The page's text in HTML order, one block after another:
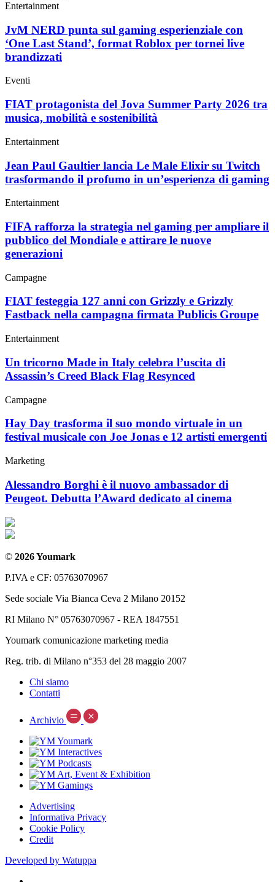
Entertainment
JvM NERD punta sul gaming esperienziale con
‘One Last Stand’, format Roblox per tornei live
brandizzati
Eventi
FIAT protagonista del Jova Summer Party 2026 tra
musica, mobilità e sostenibilità
Entertainment
Jean Paul Gaultier lancia Le Male Elixir su Twitch
trasformando il profumo in un’esperienza di gaming
Entertainment
FIFA rafforza la strategia nel gaming per ampliare il
pubblico del Mondiale e attirare le nuove
generazioni
Campagne
FIAT festeggia 127 anni con Grizzly e Grizzly
Fastback nella campagna firmata Publicis Groupe
Entertainment
Un tricorno Made in Italy celebra l’uscita di
Assassin’s Creed Black Flag Resynced
Campagne
Hay Day trasforma il suo mondo virtuale in un
festival musicale con Joe Jonas e 12 artisti emergenti
Marketing
Alessandro Borghi è il nuovo ambassador di
Peugeot. Debutta l’Award dedicato al cinema
© 2026 Youmark
P.IVA e CF: 05763070967
Sede sociale Via Bianca Ceva 2 Milano 20152
RI Milano N° 05763070967 - REA 1847551
Youmark comunicazione marketing media
Reg. trib. di Milano n°353 del 28 maggio 2007
Chi siamo
Contatti
Archivio
Advertising
Informativa Privacy
Cookie Policy
Credit
Developed by Watuppa